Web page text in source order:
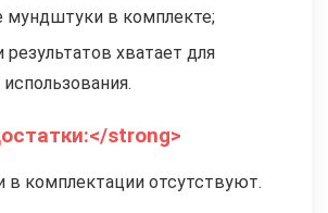
в комплекте;
результатов хватает для
strong>
в комплектации отсутствуют.